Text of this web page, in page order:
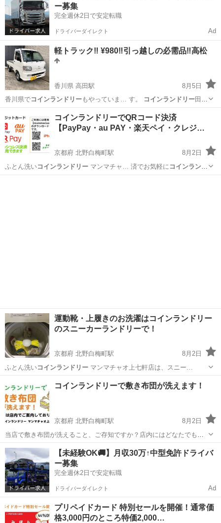
ー募集
完全週休2日で安定転職
ドライバーダイレクト Ad
軽トラック‼️ ¥980‼️引っ越しの必需品‼️高松
香川県 高田駅
8月5日
香川県でコインランドリーもやっていま… す。 コインランドリー田町
36…
高田駅 引っ越し 軽トラック
コインランドリーでQRコード決済
【PayPay・au PAY・楽天ペイ・クレジ…
京都府 北野白梅町駅
8月2日
ふとん洗いコインランドリーマンマチャ… 済でお気軽に コインランド
リーを使ってみ…
運動靴・上履きのお洗濯はコインランドリー
のスニーカーランドリーで！
京都府 北野白梅町駅
8月2日
ふとん洗いコインランドリーマンマチャオ上七軒店は、スニー…
北野白梅町駅 その他 コインランドリー
コインランドリーで敷き布団が洗えます！
京都府 北野白梅町駅
8月2日
当店で敷き布団が洗えること、ご存知ですか？店内にはどなたでも敷
き布団をかんたんにお洗濯できるご案内と、必要なグッズをご用意し
ております。 この機会にぜひお試しください。 【お店の情報はこちら
から】 ホームページ...
京都 京都市 北野白梅町駅 その他 コインランドリー
【未経験OK🚚】月収30万↑中型免許ドライバ
ー募集
完全週休2日で安定転職
ドライバーダイレクト Ad
プリペイドカード 特別セールを開催！通常価
格3,000円のところ特価2,000…